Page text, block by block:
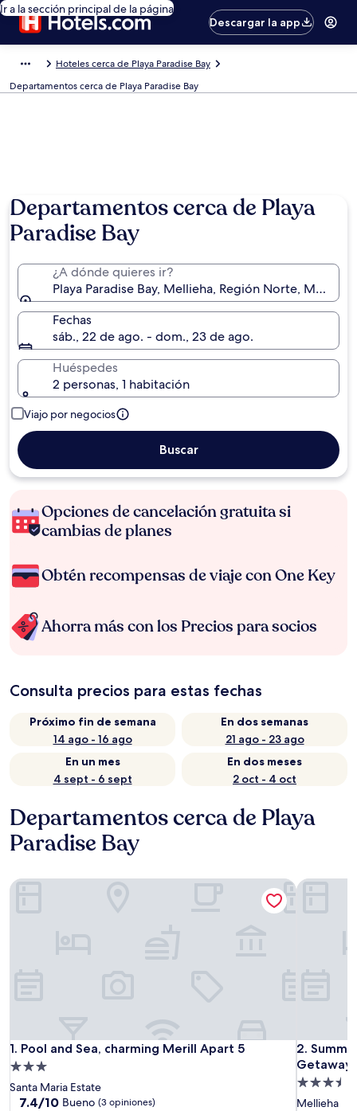
Ir a la sección principal de la página
Descargar la app
Hoteles cerca de Playa Paradise Bay
Departamentos cerca de Playa Paradise Bay
Departamentos cerca de Playa
Paradise Bay
¿A dónde quieres ir?
Playa Paradise Bay, Mellieha, Región Norte, Malta
Fechas
sáb., 22 de ago. - dom., 23 de ago.
Huéspedes
2 personas, 1 habitación
Viajo por negocios
Buscar
Opciones de cancelación gratuita si
cambias de planes
Obtén recompensas de viaje con One Key
Ahorra más con los Precios para socios
Consulta precios para estas fechas
Próximo fin de semana
14 ago - 16 ago
En dos semanas
21 ago - 23 ago
En un mes
4 sept - 6 sept
En dos meses
2 oct - 4 oct
Departamentos cerca de Playa
Paradise Bay
1. Pool and Sea, charming Merill Apart 5
Pool and Sea, charming Merill Apart 5
Propiedad
de
3.0
Santa Maria Estate
7.4
7.4/10 Bueno (3 opiniones)
Pool and Sea, charming Merill Apart 5
2.
Summer
Propiedad
de
Mellieha
Summer